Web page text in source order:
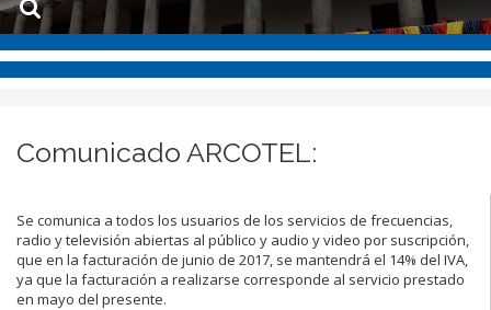
Comunicado ARCOTEL:
Se comunica a todos los usuarios de los servicios de frecuencias,
radio y televisión abiertas al público y audio y video por suscripción,
que en la facturación de junio de 2017, se mantendrá el 14% del IVA,
ya que la facturación a realizarse corresponde al servicio prestado
en mayo del presente.